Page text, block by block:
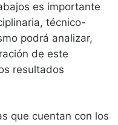
es importante
técnico-
podrá analizar,
de este
resultados
que cuentan con los